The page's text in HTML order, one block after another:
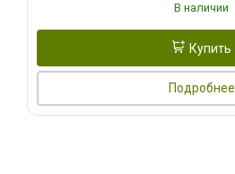
В наличии
Купить
Подробнее